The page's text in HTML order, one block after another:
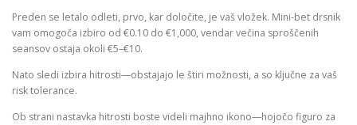
Preden se letalo odleti, prvo, kar določite, je vaš vložek. Mini‑bet drsnik
vam omogoča izbiro od €0.10 do €1,000, vendar večina sproščenih
seansov ostaja okoli €5–€10.
Nato sledi izbira hitrosti—obstajajo le štiri možnosti, a so ključne za vaš
risk tolerance.
Ob strani nastavka hitrosti boste videli majhno ikono—hojočo figuro za